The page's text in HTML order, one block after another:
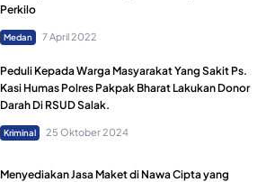
Perkilo
Medan 7 April 2022
Peduli Kepada Warga Masyarakat Yang Sakit Ps.
Kasi Humas Polres Pakpak Bharat Lakukan Donor
Darah Di RSUD Salak.
Kriminal 25 Oktober 2024
Menyediakan Jasa Maket di Nawa Cipta yang